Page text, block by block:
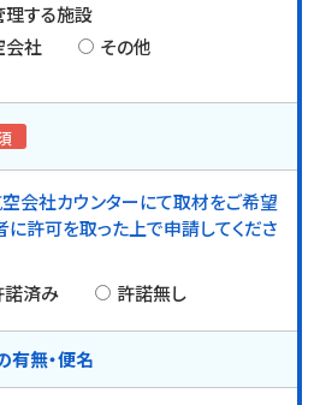
する施設
会社
その他
会社カウンターにて取材をご希望
許可を取った上で申請してくださ
諾済み
許諾無し
有無・便名